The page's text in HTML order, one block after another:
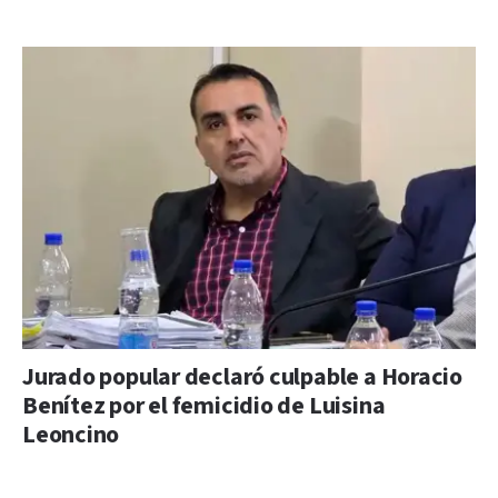
Jurado popular declaró culpable a Horacio
Benítez por el femicidio de Luisina
Leoncino